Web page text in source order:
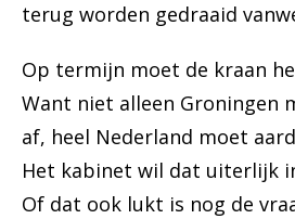
terug worden gedraaid
Op termijn moet de kraan
Want niet alleen Groningen
af, heel Nederland moet
Het kabinet wil dat uiterlijk
Of dat ook lukt is nog de